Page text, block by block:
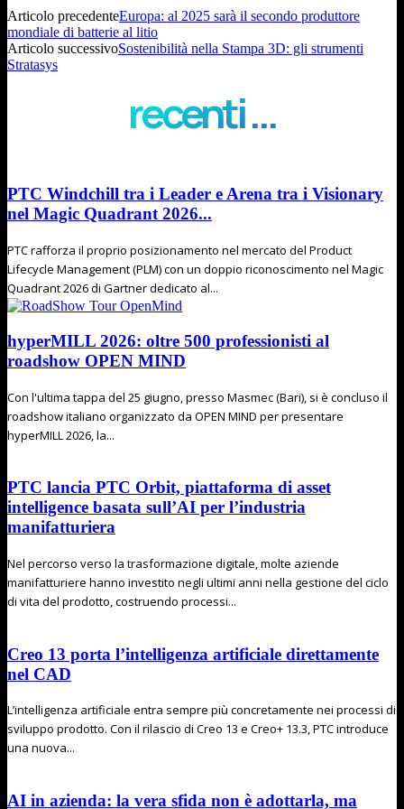
Articolo precedenteEuropa: al 2025 sarà il secondo produttore
mondiale di batterie al litio
Articolo successivoSostenibilità nella Stampa 3D: gli strumenti
Stratasys
recenti ...
PTC Windchill tra i Leader e Arena tra i Visionary
nel Magic Quadrant 2026...
PTC rafforza il proprio posizionamento nel mercato del Product
Lifecycle Management (PLM) con un doppio riconoscimento nel Magic
Quadrant 2026 di Gartner dedicato al...
hyperMILL 2026: oltre 500 professionisti al
roadshow OPEN MIND
Con l'ultima tappa del 25 giugno, presso Masmec (Bari), si è concluso il
roadshow italiano organizzato da OPEN MIND per presentare
hyperMILL 2026, la...
PTC lancia PTC Orbit, piattaforma di asset
intelligence basata sull’AI per l’industria
manifatturiera
Nel percorso verso la trasformazione digitale, molte aziende
manifatturiere hanno investito negli ultimi anni nella gestione del ciclo
di vita del prodotto, costruendo processi...
Creo 13 porta l’intelligenza artificiale direttamente
nel CAD
L’intelligenza artificiale entra sempre più concretamente nei processi di
sviluppo prodotto. Con il rilascio di Creo 13 e Creo+ 13.3, PTC introduce
una nuova...
AI in azienda: la vera sfida non è adottarla, ma